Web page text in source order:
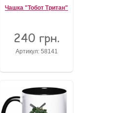
Чашка "Тобот Тритан"
240 грн.
Артикул: 58141